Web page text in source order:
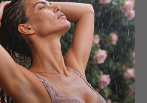
Определить размер
Наличие в магазинах
Добавитьв корзину